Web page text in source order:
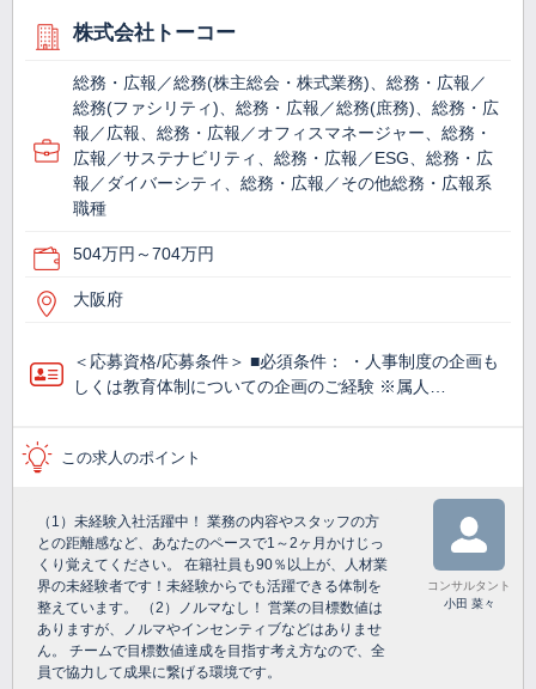
株式会社トーコー
総務・広報／総務(株主総会・株式業務)、総務・広報／
総務(ファシリティ)、総務・広報／総務(庶務)、総務・広
報／広報、総務・広報／オフィスマネージャー、総務・
広報／サステナビリティ、総務・広報／ESG、総務・広
報／ダイバーシティ、総務・広報／その他総務・広報系
職種
504万円～704万円
大阪府
＜応募資格/応募条件＞ ■必須条件： ・人事制度の企画も
しくは教育体制についての企画のご経験 ※属人…
この求人のポイント
（1）未経験入社活躍中！ 業務の内容やスタッフの方
との距離感など、あなたのペースで1～2ヶ月かけじっ
くり覚えてください。 在籍社員も90％以上が、人材業
界の未経験者です！未経験からでも活躍できる体制を
整えています。 （2）ノルマなし！ 営業の目標数値は
ありますが、ノルマやインセンティブなどはありませ
ん。 チームで目標数値達成を目指す考え方なので、全
員で協力して成果に繋げる環境です。
コンサルタント
小田 菜々